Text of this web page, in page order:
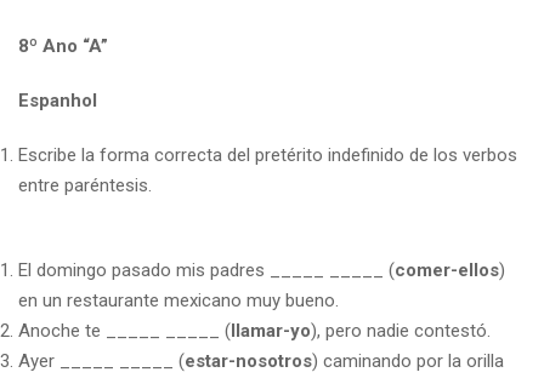
8º Ano “A”
Espanhol
Escribe la forma correcta del pretérito indefinido de los verbos
entre paréntesis.
El domingo pasado mis padres _____ _____ (comer-ellos)
en un restaurante mexicano muy bueno.
Anoche te _____ _____ (llamar-yo), pero nadie contestó.
Ayer _____ _____ (estar-nosotros) caminando por la orilla